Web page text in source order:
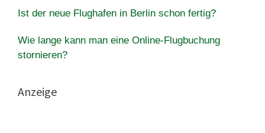
Ist der neue Flughafen in Berlin schon fertig?
Wie lange kann man eine Online-Flugbuchung
stornieren?
Anzeige